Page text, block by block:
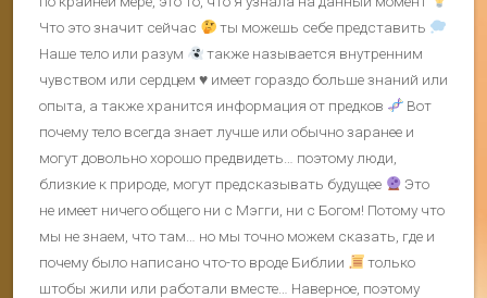
Что это значит сейчас
ты можешь себе представить
Наше тело или разум
также называется внутренним
чувством или сердцем ♥️ имеет гораздо больше знаний или
опыта, а также хранится информация от предков
Вот
почему тело всегда знает лучше или обычно заранее и
могут довольно хорошо предвидеть… поэтому люди,
близкие к природе, могут предсказывать будущее
Это
не имеет ничего общего ни с Мэгги, ни с Богом! Потому что
мы не знаем, что там… но мы точно можем сказать, где и
почему было написано что-то вроде Библии
только
штобы жили или работали вместе… Наверное, поэтому